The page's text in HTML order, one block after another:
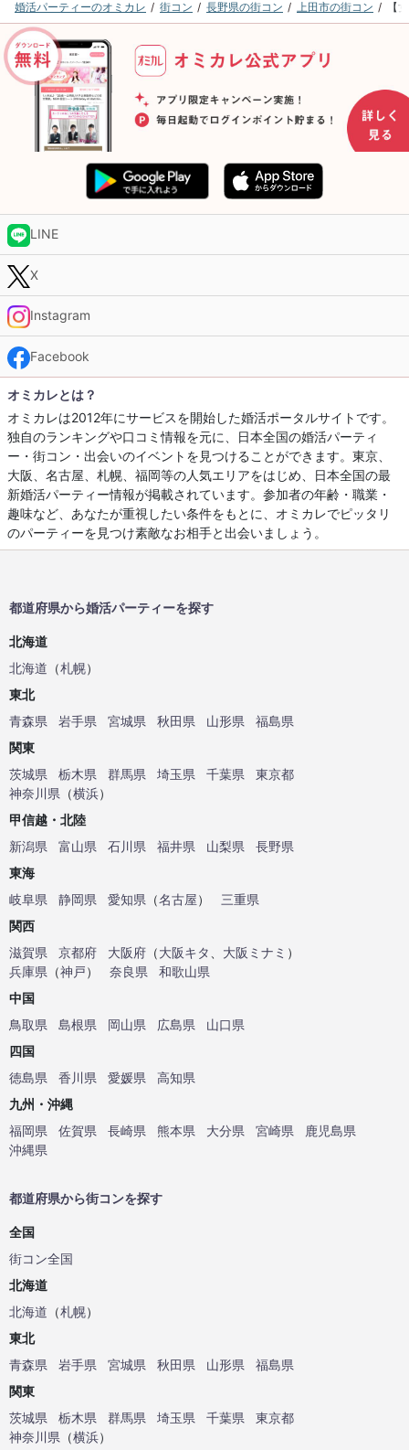
婚活パーティーのオミカレ 街コン 長野県の街コン 上田市の街コン 【
LINE
X
Instagram
Facebook
オミカレとは？
オミカレは2012年にサービスを開始した婚活ポータルサイトです。
独自のランキングや口コミ情報を元に、日本全国の婚活パーティ
ー・街コン・出会いのイベントを見つけることができます。東京、
大阪、名古屋、札幌、福岡等の人気エリアをはじめ、日本全国の最
新婚活パーティー情報が掲載されています。参加者の年齢・職業・
趣味など、あなたが重視したい条件をもとに、オミカレでピッタリ
のパーティーを見つけ素敵なお相手と出会いましょう。
都道府県から婚活パーティーを探す
北海道
北海道 （札幌）
東北
青森県
岩手県 宮城県 秋田県 山形県
福島県
関東
茨城県
栃木県 群馬県 埼玉県 千葉県
東京都
神奈川県 （横浜）
甲信越・北陸
新潟県
富山県 石川県 福井県 山梨県
長野県
東海
岐阜県
静岡県 愛知県 （名古屋）
三重県
関西
滋賀県
京都府 大阪府 （大阪キタ 大阪ミナミ ）
兵庫県 （神戸） 奈良県
和歌山県
中国
鳥取県
島根県 岡山県 広島県
山口県
四国
徳島県
香川県 愛媛県
高知県
九州・沖縄
福岡県
佐賀県 長崎県 熊本県 大分県 宮崎県
鹿児島県
沖縄県
都道府県から街コンを探す
全国
街コン全国
北海道
北海道 （札幌）
東北
青森県
岩手県 宮城県 秋田県 山形県
福島県
関東
茨城県
栃木県 群馬県 埼玉県 千葉県
東京都
神奈川県 （横浜）